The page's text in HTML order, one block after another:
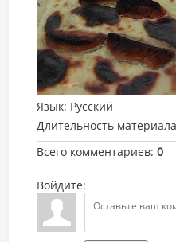
Язык: Русский
Длительность материала
Всего комментариев: 0
Войдите: